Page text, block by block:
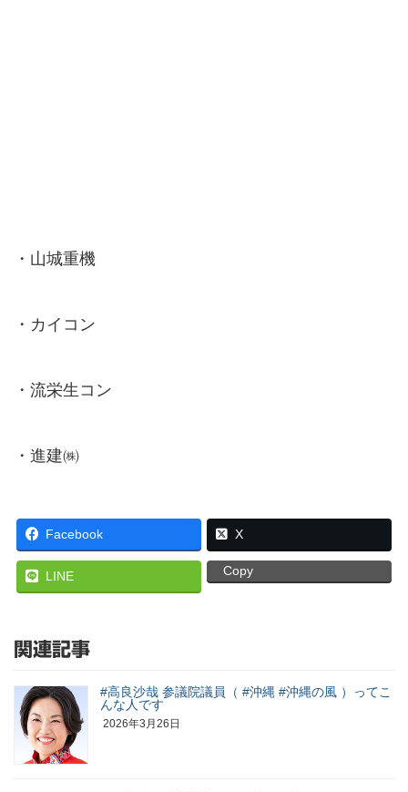
・山城重機
・カイコン
・流栄生コン
・進建㈱
Facebook X
LINE Copy
関連記事
#高良沙哉 参議院議員（ #沖縄 #沖縄の風 ）ってこ
んな人です
2026年3月26日